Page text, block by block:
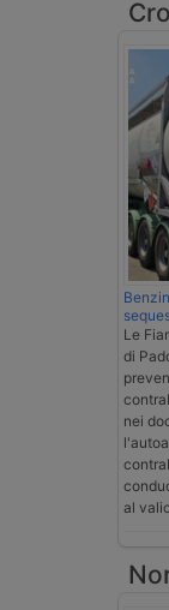
Le
di
nei
al